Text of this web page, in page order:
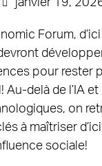
janvier 19,
Forum,
pour rester
Au-delà de l’IA et
on
à maîtriser
sociale!